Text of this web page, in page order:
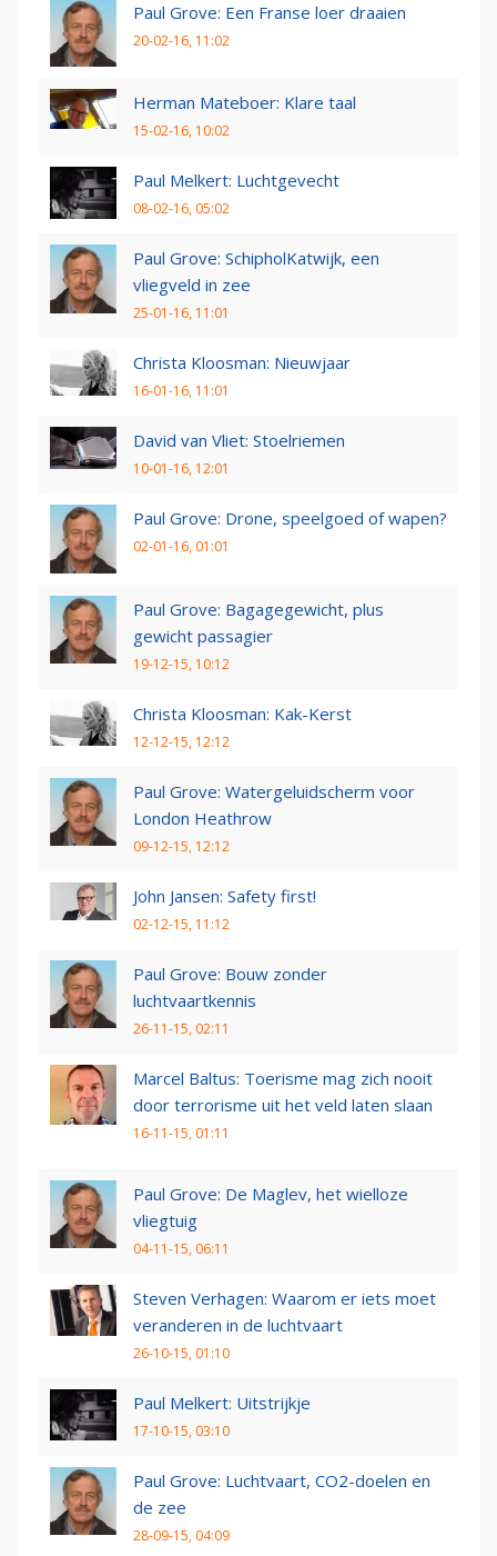
Paul Grove: Een Franse loer draaien
20-02-16, 11:02
Herman Mateboer: Klare taal
15-02-16, 10:02
Paul Melkert: Luchtgevecht
08-02-16, 05:02
Paul Grove: SchipholKatwijk, een
vliegveld in zee
25-01-16, 11:01
Christa Kloosman: Nieuwjaar
16-01-16, 11:01
David van Vliet: Stoelriemen
10-01-16, 12:01
Paul Grove: Drone, speelgoed of wapen?
02-01-16, 01:01
Paul Grove: Bagagegewicht, plus
gewicht passagier
19-12-15, 10:12
Christa Kloosman: Kak-Kerst
12-12-15, 12:12
Paul Grove: Watergeluidscherm voor
London Heathrow
09-12-15, 12:12
John Jansen: Safety first!
02-12-15, 11:12
Paul Grove: Bouw zonder
luchtvaartkennis
26-11-15, 02:11
Marcel Baltus: Toerisme mag zich nooit
door terrorisme uit het veld laten slaan
16-11-15, 01:11
Paul Grove: De Maglev, het wielloze
vliegtuig
04-11-15, 06:11
Steven Verhagen: Waarom er iets moet
veranderen in de luchtvaart
26-10-15, 01:10
Paul Melkert: Uitstrijkje
17-10-15, 03:10
Paul Grove: Luchtvaart, CO2-doelen en
de zee
28-09-15, 04:09